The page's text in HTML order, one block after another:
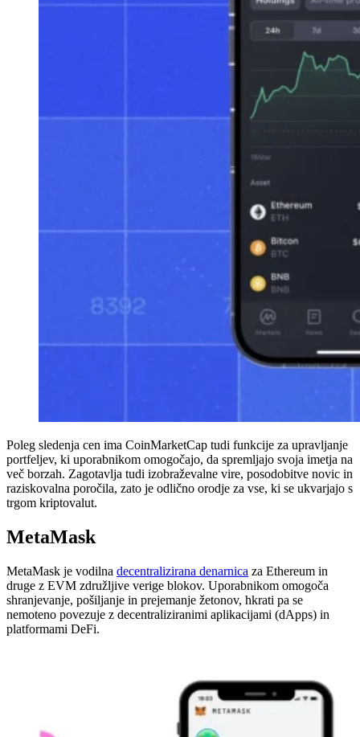
Poleg sledenja cen ima CoinMarketCap tudi funkcije za upravljanje
portfeljev, ki uporabnikom omogočajo, da spremljajo svoja imetja na
več borzah. Zagotavlja tudi izobraževalne vire, posodobitve novic in
raziskovalna poročila, zato je odlično orodje za vse, ki se ukvarjajo s
trgom kriptovalut.
MetaMask
MetaMask je vodilna decentralizirana denarnica za Ethereum in
druge z EVM združljive verige blokov. Uporabnikom omogoča
shranjevanje, pošiljanje in prejemanje žetonov, hkrati pa se
nemoteno povezuje z decentraliziranimi aplikacijami (dApps) in
platformami DeFi.